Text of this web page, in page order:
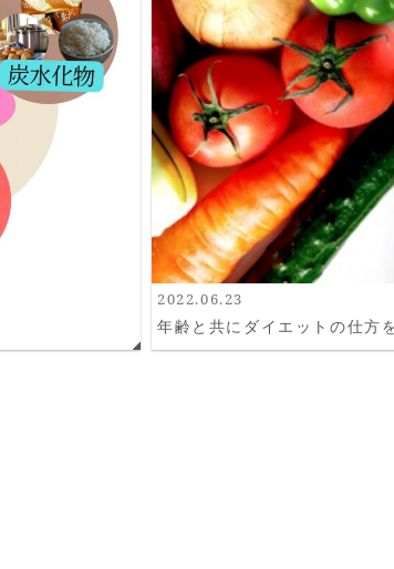
2022.06.23
年齢と共にダイエットの仕方